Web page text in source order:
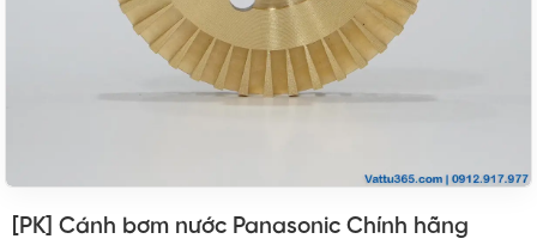
[PK] Cánh bơm nước Panasonic Chính hãng